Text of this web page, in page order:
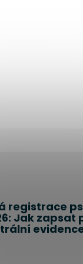
registrace
Jak zapsat